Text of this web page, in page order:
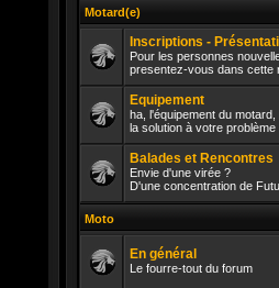
lu
Motard(e)
Aucun
message
non
Inscriptions -
Pour les personnes
presentez-vous dans cette
Aucun
message
non
Equipement
ha, l'équipement du
la solution à votre problème
Aucun
message
lu
Balades et Rencontres
Envie d'une virée ?
D'une concentration de
Moto
En général
Le fourre-tout du forum